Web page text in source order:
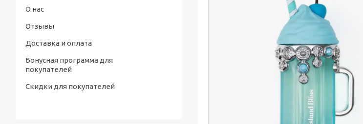
О нас
Отзывы
Доставка и оплата
Бонусная программа для
покупателей
Скидки для покупателей